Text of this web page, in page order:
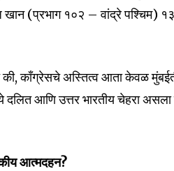
खान (प्रभाग १०२ – वांद्रे पश्चिम)
की, काँग्रेसचे अस्तित्व आता केवळ
दलित आणि उत्तर भारतीय चेहरा
आत्मदहन?